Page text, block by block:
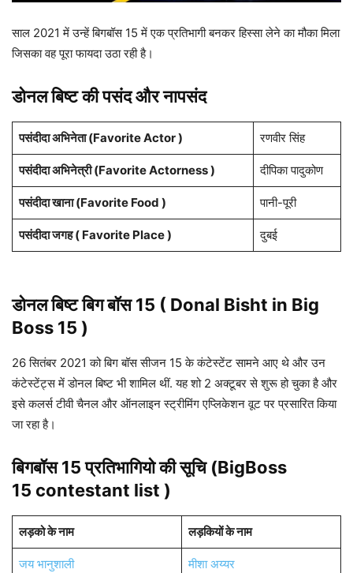
साल 2021 में उन्हें बिगबॉस 15 में एक प्रतिभागी बनकर हिस्सा लेने का मौका मिला
जिसका वह पूरा फायदा उठा रही है।
डोनल बिष्ट की पसंद और नापसंद
पसंदीदा अभिनेता (Favorite Actor ) रणवीर सिंह
पसंदीदा अभिनेत्री (Favorite Actorness ) दीपिका पादुकोण
पसंदीदा खाना (Favorite Food ) पानी-पूरी
पसंदीदा जगह ( Favorite Place ) दुबई
डोनल बिष्टबिग बॉस 15 ( Donal Bisht in Big
Boss 15 )
26 सितंबर 2021 को बिग बॉस सीजन 15 के कंटेस्टेंट सामने आए थे और उन
कंटेस्टेंट्स में डोनल बिष्ट भी शामिल थीं. यह शो 2 अक्टूबर से शुरू हो चुका है और
इसे कलर्स टीवी चैनल और ऑनलाइन स्ट्रीमिंग एप्लिकेशन वूट पर प्रसारित किया
जा रहा है।
बिगबॉस 15 प्रतिभागियो की सूचि (BigBoss
15 contestant list )
लड़को के नाम लड़कियों के नाम
जय भानुशाली मीशा अय्यर